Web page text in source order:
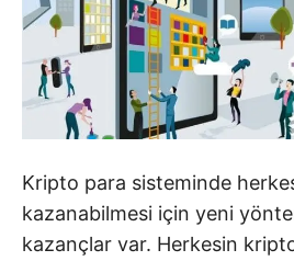
Kripto para sisteminde
kazanabilmesi için yeni
kazançlar var. Herkesin